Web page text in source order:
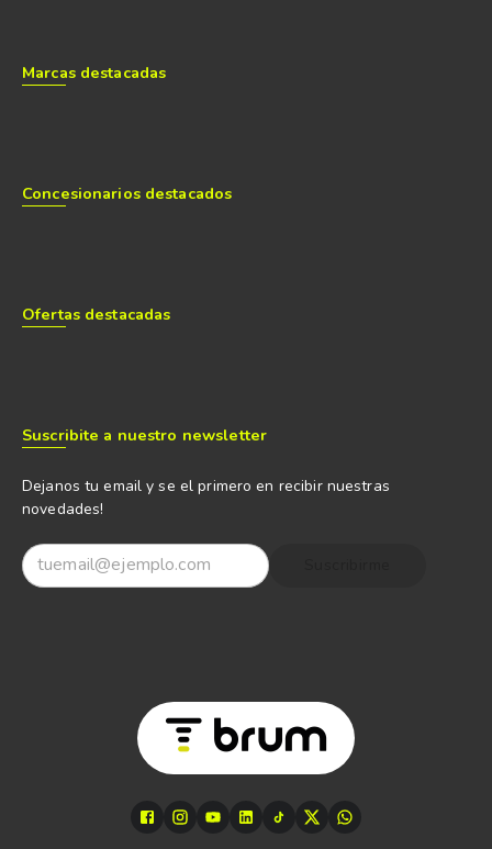
Marcas destacadas
Concesionarios destacados
Ofertas destacadas
Suscribite a nuestro newsletter
Dejanos tu email y se el primero en recibir nuestras
novedades!